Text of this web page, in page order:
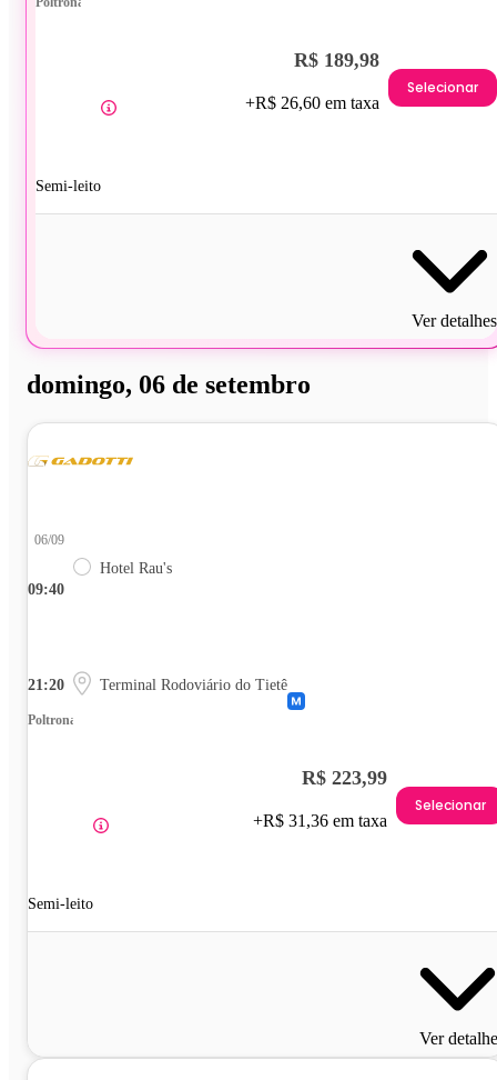
Semi-leito
R$ 189,98
+R$ 26,60 em taxa
Selecionar
Ver detalhes
domingo, 06 de setembro
09:40
06/09
Hotel Rau's
21:20 Terminal Rodoviário do Tietê
Poltrona
Semi-leito
R$ 223,99
+R$ 31,36 em taxa
Selecionar
Ver